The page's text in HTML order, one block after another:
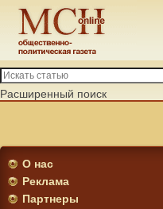
Расширенный поиск
О нас
Реклама
Партнеры